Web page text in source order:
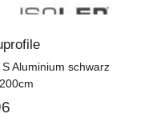
Aluminium schwarz